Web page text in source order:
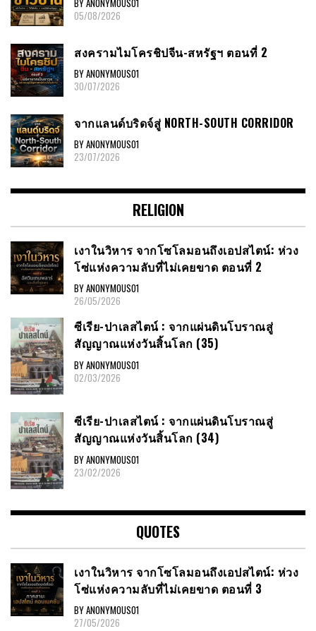
BY ANONYMOUS01
05/08/2026
สงครามไมโครชิปจีน-สหรัฐฯ ตอนที่ 2
BY ANONYMOUS01
30/07/2026
จากแลนด์บริดจ์สู่ NORTH-SOUTH CORRIDOR
BY ANONYMOUS01
23/07/2026
RELIGION
เงาในวิหาร จากโซโลมอนถึงเอปสไตน์: ห่วง
โซ่แห่งความลับที่ไม่เคยขาด ตอนที่ 2
BY ANONYMOUS01
26/05/2026
ซีเรีย​-ปาเลสไตน์​ : จากแผ่นดินโบราณสู่
สัญญาณ​แห่งวันสิ้นโลก​ (35)
BY ANONYMOUS01
02/03/2026
ซีเรีย​-ปาเลสไตน์​ : จากแผ่นดินโบราณสู่
สัญญาณ​แห่งวันสิ้นโลก​ (34)
BY ANONYMOUS01
23/02/2026
QUOTES
เงาในวิหาร จากโซโลมอนถึงเอปสไตน์: ห่วง
โซ่แห่งความลับที่ไม่เคยขาด ตอนที่ 3
BY ANONYMOUS01
27/05/2026